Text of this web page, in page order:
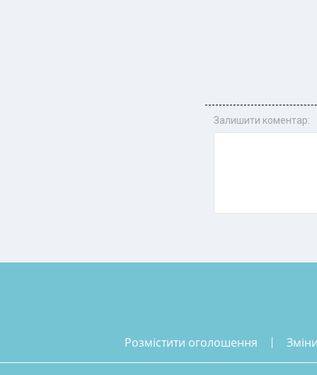
Залишити коментар:
розмістити оголошення